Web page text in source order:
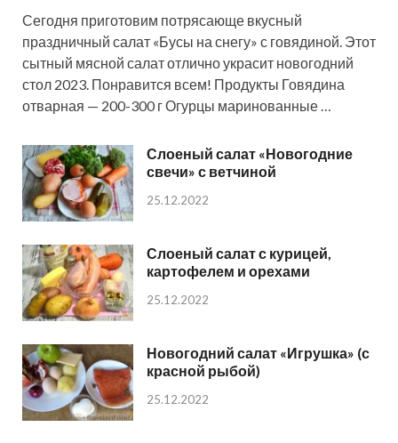
Сегодня приготовим потрясающе вкусный
праздничный салат «Бусы на снегу» с говядиной. Этот
сытный мясной салат отлично украсит новогодний
стол 2023. Понравится всем! Продукты Говядина
отварная — 200-300 г Огурцы маринованные …
Слоеный салат «Новогодние
свечи» с ветчиной
25.12.2022
Слоеный салат с курицей,
картофелем и орехами
25.12.2022
Новогодний салат «Игрушка» (с
красной рыбой)
25.12.2022